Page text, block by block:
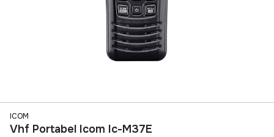
ICOM
Vhf Portabel Icom Ic-M37E